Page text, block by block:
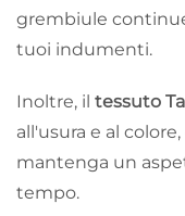
grembiule
tuoi indumenti.
Inoltre, il tessuto
all'usura e al
mantenga un
tempo.